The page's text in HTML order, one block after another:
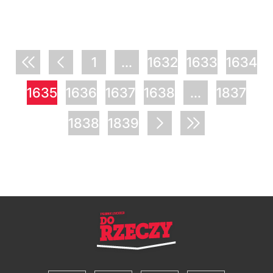
1 ... 1632 1633
1634
1635
1636 1637 1638 ...
1837
1838
1839